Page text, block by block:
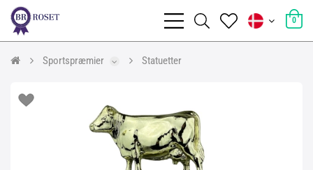
0
Sportspræmier Statuetter